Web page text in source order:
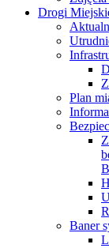
Drogi
Plan
Baner